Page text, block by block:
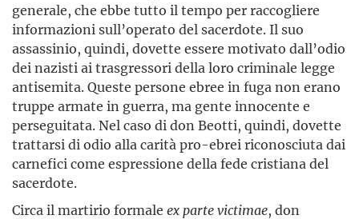
generale, che ebbe tutto il tempo per raccogliere
informazioni sull’operato del sacerdote. Il suo
assassinio, quindi, dovette essere motivato dall’odio
dei nazisti ai trasgressori della loro criminale legge
antisemita. Queste persone ebree in fuga non erano
truppe armate in guerra, ma gente innocente e
perseguitata. Nel caso di don Beotti, quindi, dovette
trattarsi di odio alla carità pro-ebrei riconosciuta dai
carnefici come espressione della fede cristiana del
sacerdote.
Circa il martirio formale ex parte victimae, don